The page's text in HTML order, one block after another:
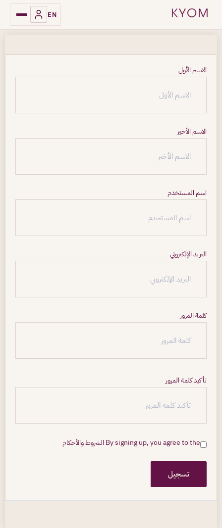
EN
الاسم الأول
الاسم الأخير
اسم المستخدم
البريد الإلكتروني
كلمة المرور
تأكيد كلمة المرور
By signing up, you agree to the الشروط والأحكام
تسجيل